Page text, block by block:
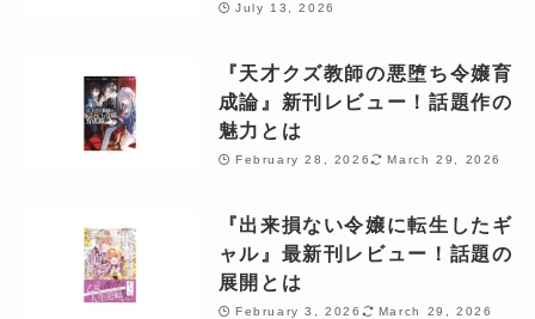
July 13, 2026
『天才クズ教師の悪堕ち令嬢育
成論』新刊レビュー！話題作の
魅力とは
February 28, 2026 March 29, 2026
『出来損ない令嬢に転生したギ
ャル』最新刊レビュー！話題の
展開とは
February 3, 2026 March 29, 2026